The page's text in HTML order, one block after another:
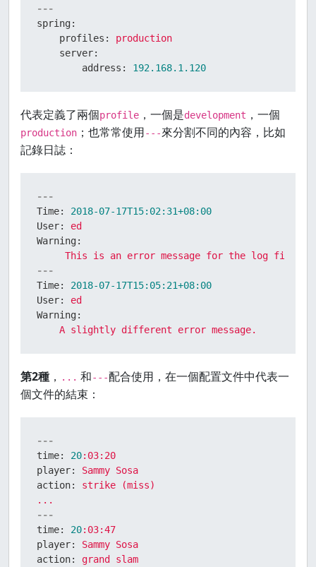
---
spring:
profiles:
production
server:
address:
192.168.1 .120
代表定義了兩個profile ，一個是development ，一個
production ；也常常使用---來分割不同的內容，比如
記錄日誌：
---
Time:
2018-07-17T15:02:31+08:00
User:
ed
Warning:
This
is an error message for the log file
---
Time:
2018-07-17T15:05:21+08:00
User:
ed
Warning:
A slightly different error message.
第2種 ， ... 和---配合使用，在一個配置文件中代表一
個文件的結束：
---
time:
20:03:20
player:
Sammy Sosa
action:
strike
(miss)
...
---
time:
20:03:47
player:
Sammy Sosa
action:
grand slam